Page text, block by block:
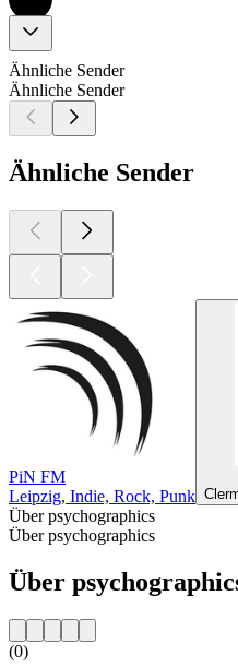
Ähnliche Sender
Ähnliche Sender
Ähnliche Sender
PiN FM
Leipzig, Indie, Rock, Punk
Über psychographics
Über psychographics
Über
(0)